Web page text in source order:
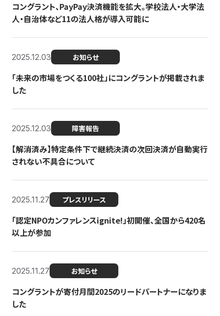
コングラント、PayPay決済機能を拡大。学校法人・大学法
人・自治体など11の法人格が導入可能に
2025.12.03 お知らせ
「未来の市場をつくる100社」にコングラントが掲載されま
した
2025.12.03 障害報告
【解消済み】特定条件下で継続決済の次回決済が自動実行
されない不具合について
2025.11.27 プレスリリース
「認定NPOカンファレンスignite!」初開催、全国から420名
以上が参加
2025.11.27 お知らせ
コングラントが寄付月間2025のリードパートナーになりま
した